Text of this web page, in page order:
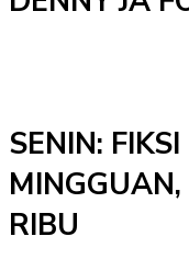
SENIN:
RIBU